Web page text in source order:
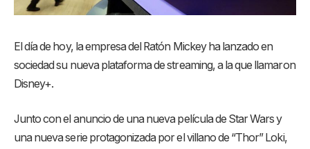
El día de hoy, la empresa del Ratón Mickey ha lanzado en
sociedad su nueva plataforma de streaming, a la que llamaron
Disney+.
Junto con el anuncio de una nueva película de Star Wars y
una nueva serie protagonizada por el villano de “Thor” Loki,